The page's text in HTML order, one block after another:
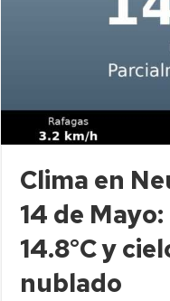
Clima en
14 de
14.8°C y
nublado